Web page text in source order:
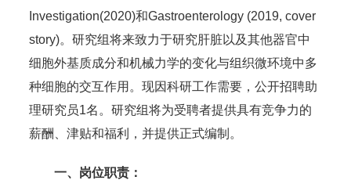
Investigation(2020)和Gastroenterology (2019, cover
story)。研究组将来致力于研究肝脏以及其他器官中
细胞外基质成分和机械力学的变化与组织微环境中多
种细胞的交互作用。现因科研工作需要，公开招聘助
理研究员1名。研究组将为受聘者提供具有竞争力的
薪酬、津贴和福利，并提供正式编制。
一、岗位职责：